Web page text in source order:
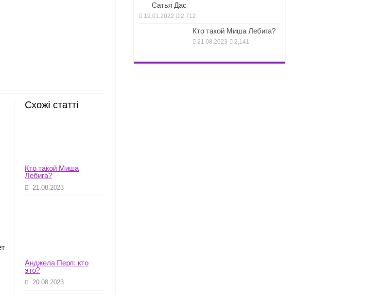
Схожі статті
Кто такой Миша
Лебига?
21.08.2023
Анджела Перл: кто
это?
20.08.2023
Сатья Дас
19.01.2022 2,712
Кто такой Миша Лебига?
21.08.2023 2,141